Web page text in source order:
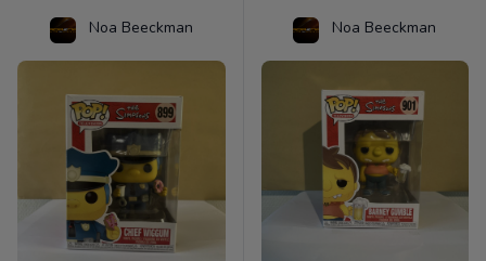
Noa Beeckman Noa Beeckman